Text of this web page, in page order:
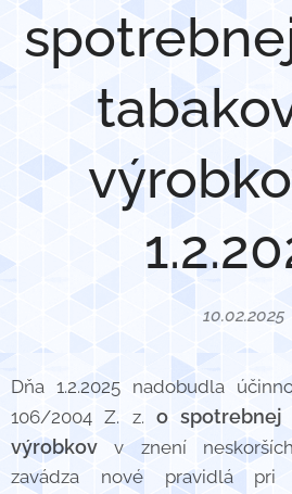
10.02.2025
Dňa 1.2.2025 nadobudla
106/2004 Z. z. o spotrebnej
výrobkov v znení
zavádza nové pravidlá pri